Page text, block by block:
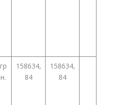
гр
н.
158634,
84
158634,
84